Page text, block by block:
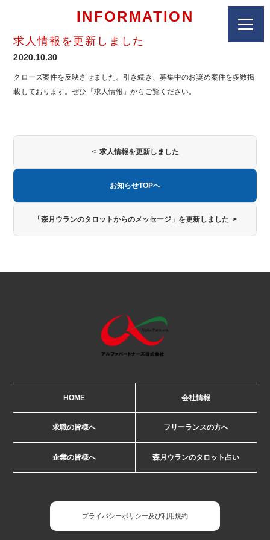
INFORMATION
求人情報を更新しました
2020.10.30
クローズ案件を反映させました。引き続き、募集中のお奨め案件を多数掲
載しております。ぜひ「求人情報」からご覧ください。
< 求人情報を更新しました
お知らせTOPへ
「森月ウランのタロットからのメッセージ」を更新しました >
HOME 会社情報
求職の皆様へ フリーランスの方へ
企業の皆様へ 森月ウランのタロット占い
プライバシーポリシー及び利用規約